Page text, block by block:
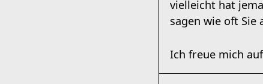
vielleicht hat
sagen wie oft Sie
Ich freue mich